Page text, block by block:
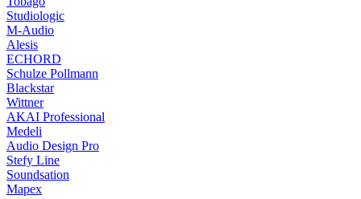
Studiologic
M-Audio
Alesis
ECHORD
Schulze Pollmann
Blackstar
Wittner
AKAI Professional
Medeli
Audio Design Pro
Stefy Line
Soundsation
Mapex